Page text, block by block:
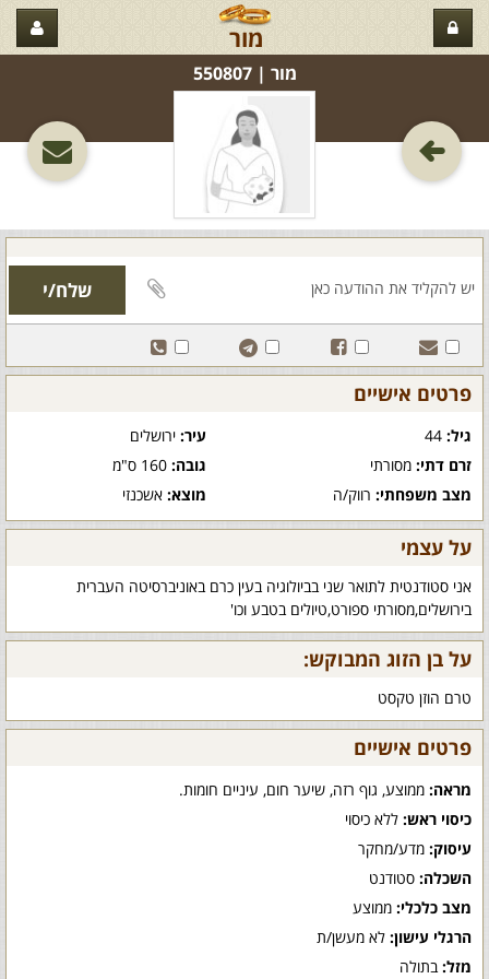
מור
מור‏ | 550807
פרטים אישיים
גיל: עיר:ירושלים
זרם דתי: מסורתי גובה:160 ס"מ
מצב משפחתי: רווק/ה מוצא:אשכנזי
על עצמי
אני סטודנטית לתואר שני בביולוגיה בעין כרם באוניברסיטה העברית
בירושלים,מסורתי ספורט,טיולים בטבע וכו'
על בן הזוג המבוקש:
טרם הוזן טקסט
פרטים אישיים
מראה: ממוצע, גוף רזה, שיער חום, עיניים חומות.
כיסוי ראש: ללא כיסוי
עיסוק: מדע/מחקר
השכלה: סטודנט
מצב כלכלי: ממוצע
הרגלי עישון: לא מעשן/ת
מזל: בתולה